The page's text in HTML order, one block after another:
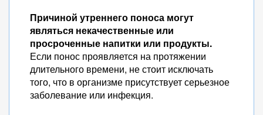
Причиной утреннего поноса могут
являться некачественные или
просроченные напитки или продукты.
Если понос проявляется на протяжении
длительного времени, не стоит исключать
того, что в организме присутствует серьезное
заболевание или инфекция.